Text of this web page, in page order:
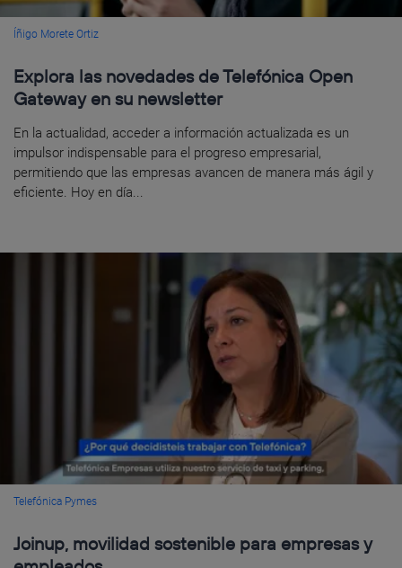
Íñigo Morete Ortiz
Explora las novedades de Telefónica Open
Gateway en su newsletter
En la actualidad, acceder a información actualizada es un
impulsor indispensable para el progreso empresarial,
permitiendo que las empresas avancen de manera más ágil y
eficiente. Hoy en día...
Telefónica Pymes
Joinup, movilidad sostenible para empresas y